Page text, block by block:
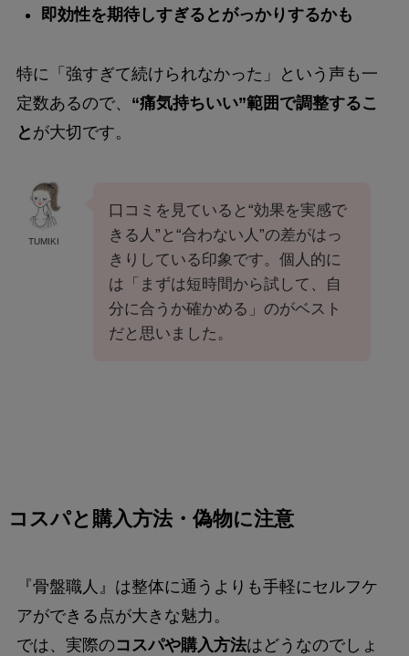
即効性を期待しすぎるとがっかりするかも
特に「強すぎて続けられなかった」という声も一
定数あるので、 “痛気持ちいい”範囲で調整するこ
と が大切です。
TUMIKI
口コミを見ていると“効果を実感で
きる人”と“合わない人”の差がはっ
きりしている印象です。個人的に
は「まずは短時間から試して、自
分に合うか確かめる」のがベスト
だと思いました。
コスパと購入方法・偽物に注意
『骨盤職人』は整体に通うよりも手軽にセルフケ
アができる点が大きな魅力。
では、実際のコスパや購入方法はどうなのでしょ